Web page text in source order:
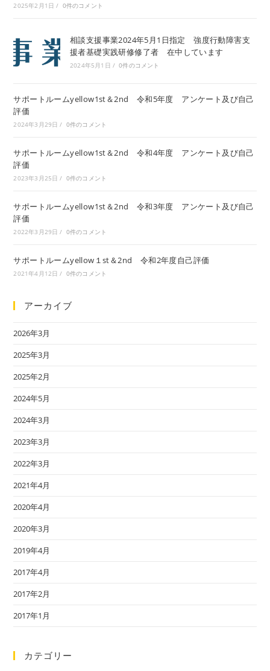
2025年2月1日 / 0件のコメント
相談支援事業2024年5月1日指定 強度行動障害支
援者基礎実践研修修了者 在中しています
2024年5月1日 / 0件のコメント
サポートルームyellow1st＆2nd 令和5年度 アンケート及び自己
評価
2024年3月29日 / 0件のコメント
サポートルームyellow1st＆2nd 令和4年度 アンケート及び自己
評価
2023年3月25日 / 0件のコメント
サポートルームyellow1st＆2nd 令和3年度 アンケート及び自己
評価
2022年3月29日 / 0件のコメント
サポートルームyellow１st＆2nd 令和2年度自己評価
2021年4月12日 / 0件のコメント
アーカイブ
2026年3月
2025年3月
2025年2月
2024年5月
2024年3月
2023年3月
2022年3月
2021年4月
2020年4月
2020年3月
2019年4月
2017年4月
2017年2月
2017年1月
カテゴリー